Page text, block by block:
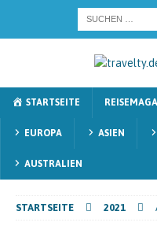
STARTSEITE
EUROPA ASIEN
AUSTRALIEN
STARTSEITE 2021